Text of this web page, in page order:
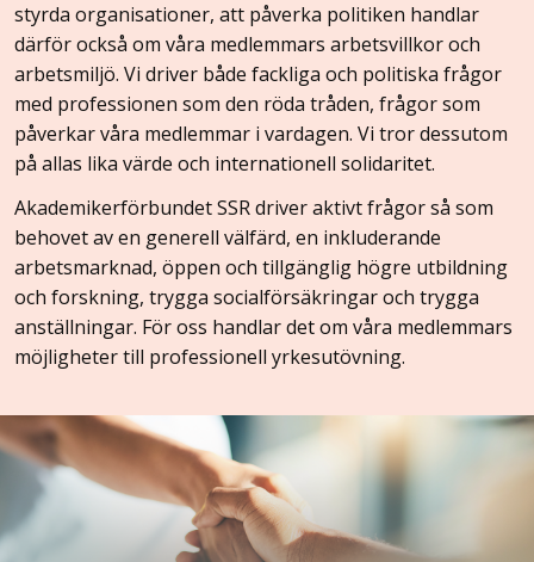
styrda organisationer, att påverka politiken handlar
därför också om våra medlemmars arbetsvillkor och
arbetsmiljö. Vi driver både fackliga och politiska frågor
med professionen som den röda tråden, frågor som
påverkar våra medlemmar i vardagen. Vi tror dessutom
på allas lika värde och internationell solidaritet.
Akademikerförbundet SSR driver aktivt frågor så som
behovet av en generell välfärd, en inkluderande
arbetsmarknad, öppen och tillgänglig högre utbildning
och forskning, trygga socialförsäkringar och trygga
anställningar. För oss handlar det om våra medlemmars
möjligheter till professionell yrkesutövning.